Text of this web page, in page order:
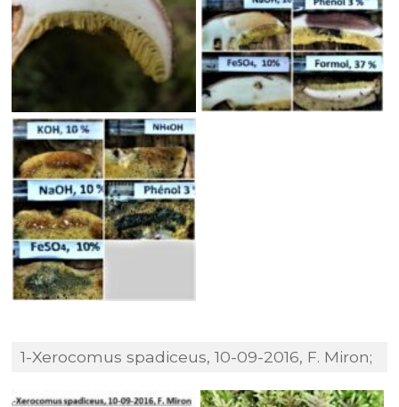
1-Xerocomus spadiceus, 10-09-2016, F. Miron;